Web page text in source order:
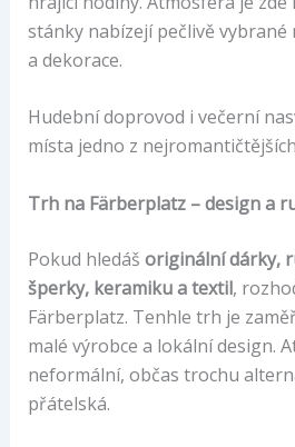
stánky nabízejí pečlivě
a dekorace.
Hudební doprovod i večerní
místa jedno z
Trh na Färberplatz – design a
Pokud hledáš originální dárky,
šperky, keramiku a textil,
Färberplatz. Tenhle trh je
malé výrobce a lokální design.
neformální, občas trochu
přátelská.